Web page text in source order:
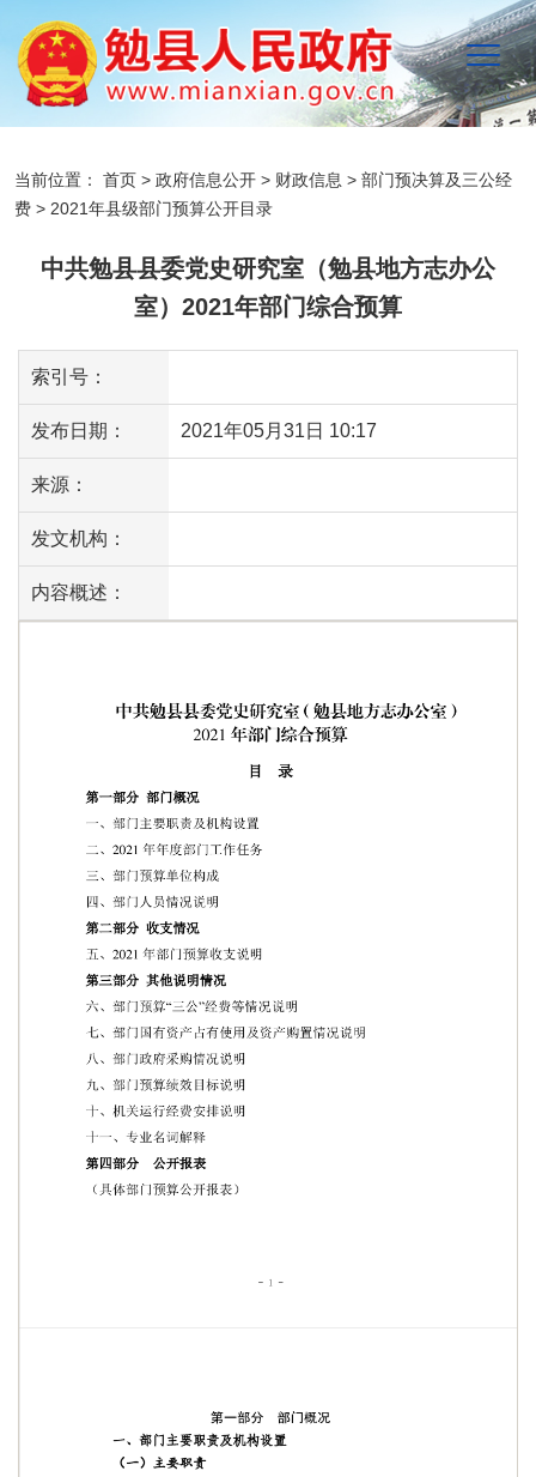
当前位置： 首页 > 政府信息公开 > 财政信息 > 部门预决算及三公经
费 > 2021年县级部门预算公开目录
中共勉县县委党史研究室（勉县地方志办公
室）2021年部门综合预算
索引号：
发布日期： 2021年05月31日 10:17
来源：
发文机构：
内容概述：